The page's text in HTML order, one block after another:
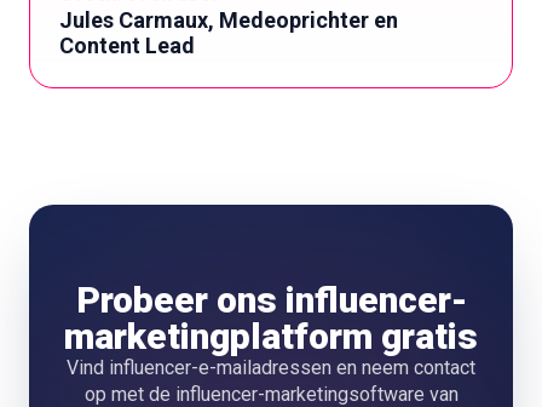
Jules Carmaux, Medeoprichter en
Content Lead
Probeer ons influencer-
marketingplatform gratis
Vind influencer-e-mailadressen en neem contact
op met de influencer-marketingsoftware van